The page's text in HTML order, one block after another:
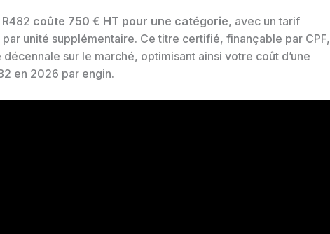
coûte 750 € HT pour une catégorie, avec un tarif
unité supplémentaire. Ce titre certifié, finançable par CPF,
sur le marché, optimisant ainsi votre coût d’une
en 2026 par engin.